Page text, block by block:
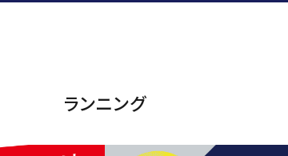
ジュニアサッカースパイク
ジュニアレーニングシューズ
ソフ
ット・アウター
ウェア
ジャケット・アウター
その他ウェア
ランニング